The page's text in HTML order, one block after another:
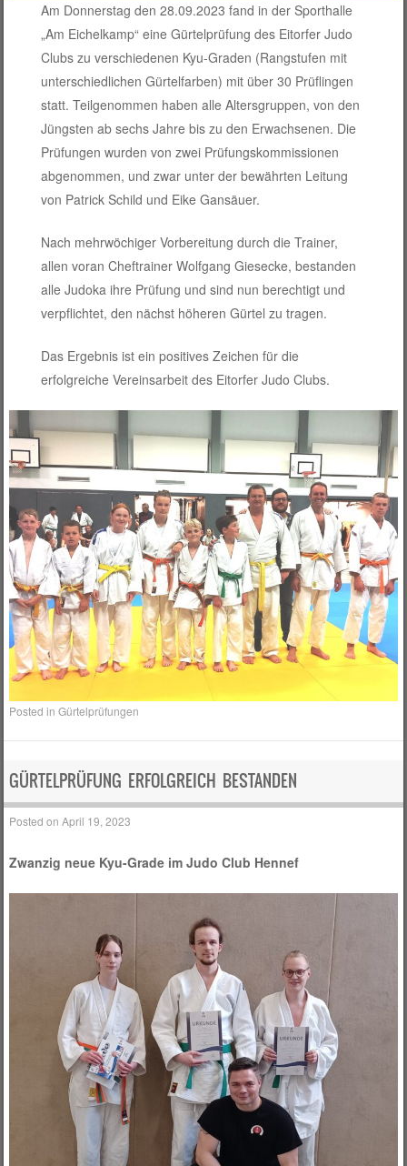
Am Donnerstag den 28.09.2023 fand in der Sporthalle
„Am Eichelkamp“ eine Gürtelprüfung des Eitorfer Judo
Clubs zu verschiedenen Kyu-Graden (Rangstufen mit
unterschiedlichen Gürtelfarben) mit über 30 Prüflingen
statt. Teilgenommen haben alle Altersgruppen, von den
Jüngsten ab sechs Jahre bis zu den Erwachsenen. Die
Prüfungen wurden von zwei Prüfungskommissionen
abgenommen, und zwar unter der bewährten Leitung
von Patrick Schild und Eike Gansäuer.
Nach mehrwöchiger Vorbereitung durch die Trainer,
allen voran Cheftrainer Wolfgang Giesecke, bestanden
alle Judoka ihre Prüfung und sind nun berechtigt und
verpflichtet, den nächst höheren Gürtel zu tragen.
Das Ergebnis ist ein positives Zeichen für die
erfolgreiche Vereinsarbeit des Eitorfer Judo Clubs.
Posted inGürtelprüfungen
GÜRTELPRÜFUNG ERFOLGREICH BESTANDEN
Posted onApril 19, 2023
Zwanzig neue Kyu-Grade im Judo Club Hennef